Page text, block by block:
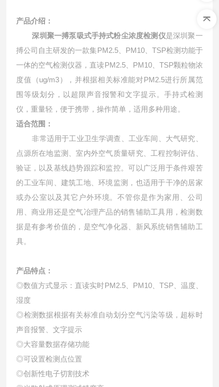
产品介绍：
深圳聚一搏泵吸式手持式粉尘浓度检测仪是深圳聚一
搏公司自主研发的一款集PM2.5、 PM10、 TSP检测功能于
一体的空气检测仪器，直读PM2.5、 PM10、 TSP颗粒物浓
度值（ug/m3），并根据相关标准能对PM2.5进行所属范
围等级划分，以超限声音报警和文字提示。手持式检测
仪，重量轻，便于携带，操作简单，适用多种用途。
适合范围：
非常适用于工业卫生学调查、工业车间、大气研究、
点源所在地监测、室内外空气质量研究、工程控制评估、
验证，以及基线趋势跟踪和监控。可以广泛用于条件艰苦
的工业车间、建筑工地、环境监测，也适用于干净的居家
或办公室以及其它户外环境。不管你是作为家用、公司
用、商业用还是空气冶理产品的销售辅助工具用，检测数
据是有参考价值的，是空气净化器、新风系统销售辅助工
具。
产品特点：
◎数值方式显示：直读实时PM2.5、 PM10、 TSP 、温度、
湿度
◎检测数据根据有关标准自动划分空气污染等级，超标时
声音报警、文字提示
◎大容量数据存储功能
◎可设置检测点位置
◎创新性电子切割技术